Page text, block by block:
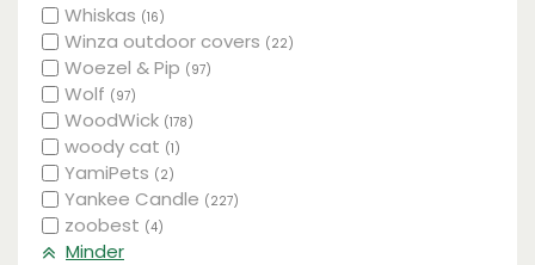
Whiskas (16)
Winza outdoor covers (22)
Woezel & Pip (97)
Wolf (97)
WoodWick (178)
woody cat (1)
YamiPets (2)
Yankee Candle (227)
zoobest (4)
Minder